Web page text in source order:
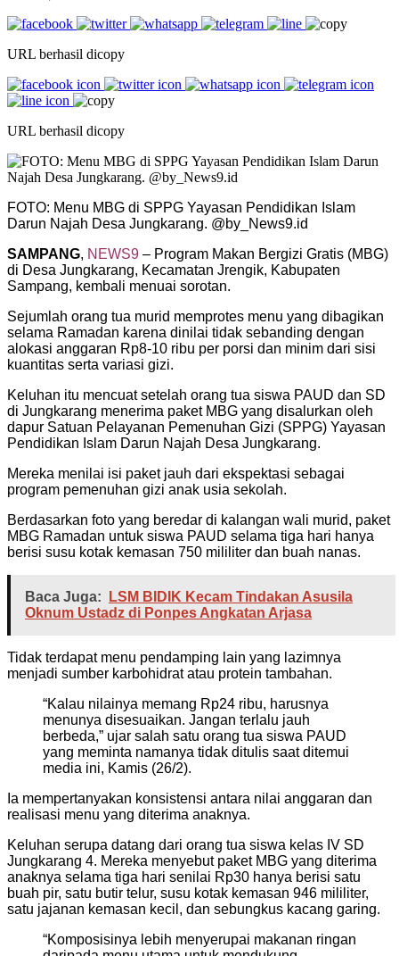
URL berhasil dicopy
URL berhasil dicopy
FOTO: Menu MBG di SPPG Yayasan Pendidikan Islam
Darun Najah Desa Jungkarang. @by_News9.id
SAMPANG, NEWS9 – Program Makan Bergizi Gratis (MBG)
di Desa Jungkarang, Kecamatan Jrengik, Kabupaten
Sampang, kembali menuai sorotan.
Sejumlah orang tua murid memprotes menu yang dibagikan
selama Ramadan karena dinilai tidak sebanding dengan
alokasi anggaran Rp8-10 ribu per porsi dan minim dari sisi
kuantitas serta variasi gizi.
Keluhan itu mencuat setelah orang tua siswa PAUD dan SD
di Jungkarang menerima paket MBG yang disalurkan oleh
dapur Satuan Pelayanan Pemenuhan Gizi (SPPG) Yayasan
Pendidikan Islam Darun Najah Desa Jungkarang.
Mereka menilai isi paket jauh dari ekspektasi sebagai
program pemenuhan gizi anak usia sekolah.
Berdasarkan foto yang beredar di kalangan wali murid, paket
MBG Ramadan untuk siswa PAUD selama tiga hari hanya
berisi susu kotak kemasan 750 mililiter dan buah nanas.
Baca Juga:
LSM BIDIK Kecam Tindakan Asusila
Oknum Ustadz di Ponpes Angkatan Arjasa
Tidak terdapat menu pendamping lain yang lazimnya
menjadi sumber karbohidrat atau protein tambahan.
“Kalau nilainya memang Rp24 ribu, harusnya
menunya disesuaikan. Jangan terlalu jauh
berbeda,” ujar salah satu orang tua siswa PAUD
yang meminta namanya tidak ditulis saat ditemui
media ini, Kamis (26/2).
Ia mempertanyakan konsistensi antara nilai anggaran dan
realisasi menu yang diterima anaknya.
Keluhan serupa datang dari orang tua siswa kelas IV SD
Jungkarang 4. Mereka menyebut paket MBG yang diterima
anaknya selama tiga hari senilai Rp30 hanya berisi satu
buah pir, satu butir telur, susu kotak kemasan 946 mililiter,
satu jajanan kemasan kecil, dan sebungkus kacang garing.
“Komposisinya lebih menyerupai makanan ringan